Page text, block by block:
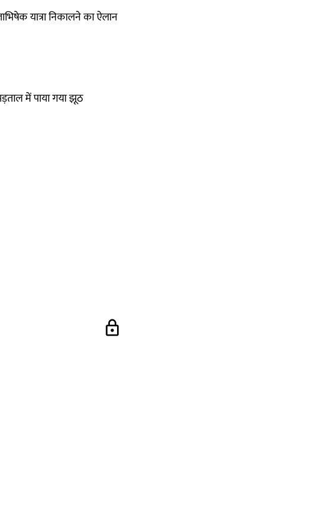
यात्रा निकालने का ऐलान
में पाया गया झूठ
lock